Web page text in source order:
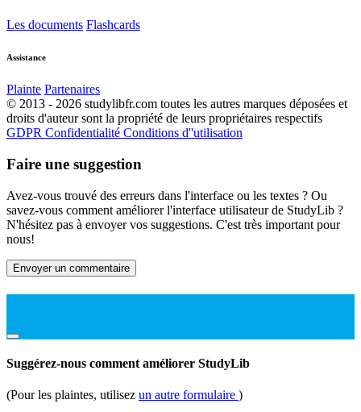
Les documents Flashcards
Assistance
Plainte Partenaires
© 2013 - 2026 studylibfr.com toutes les autres marques déposées et
droits d'auteur sont la propriété de leurs propriétaires respectifs
GDPR Confidentialité Conditions d''utilisation
Faire une suggestion
Avez-vous trouvé des erreurs dans l'interface ou les textes ? Ou
savez-vous comment améliorer l'interface utilisateur de StudyLib ?
N'hésitez pas à envoyer vos suggestions. C'est très important pour
nous!
Envoyer un commentaire
Suggérez-nous comment améliorer StudyLib
(Pour les plaintes, utilisez un autre formulaire )